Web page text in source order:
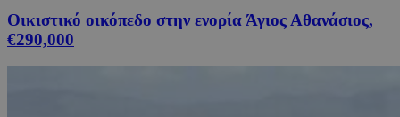
Οικιστικό οικόπεδο στην ενορία Άγιος Αθανάσιος,
€290,000